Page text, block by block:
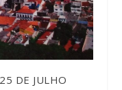
DE JULHO